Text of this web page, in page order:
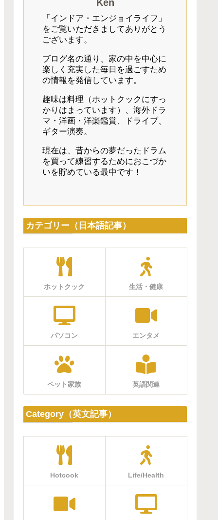
Ken
「インドア・エンジョイライフ」
をご覧いただきましてありがとう
ございます。
ブログ名の通り、家の中を中心に
楽しく充実した毎日を過ごすため
の情報を発信しています。
趣味は料理（ホットクックにすっ
かりはまっています）、海外ドラ
マ・洋画・洋楽鑑賞、ドライブ、
ギター演奏。
現在は、昔からの夢だったドラム
を買って練習するためにおこづか
いを貯めている最中です！
カテゴリー（日本語記事）
ホットクック 生活・健康
パソコン エンタメ
ペット家族 英語関連
Category（英文記事）
Hotcook Life/Health